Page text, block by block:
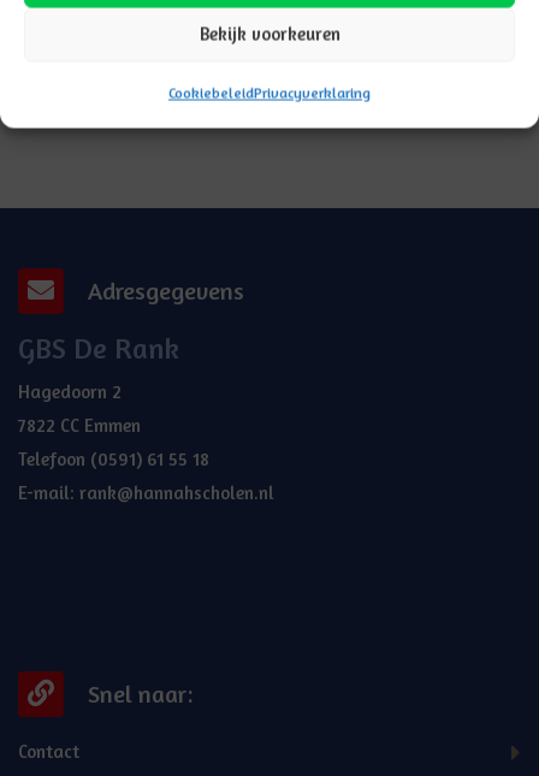
Bekijk voorkeuren
CookiebeleidPrivacyverklaring
Adresgegevens
GBS De Rank
Hagedoorn 2
7822 CC Emmen
Telefoon (0591) 61 55 18
E-mail: rank@hannahscholen.nl
Snel naar:
Contact